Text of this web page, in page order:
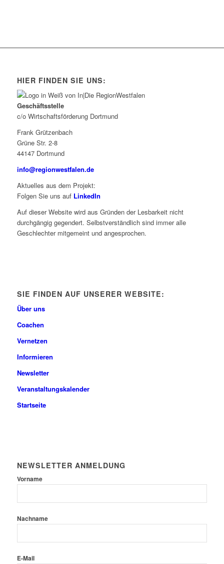
HIER FINDEN SIE UNS:
Geschäftsstelle
c/o Wirtschaftsförderung Dortmund
Frank Grützenbach
Grüne Str. 2-8
44147 Dortmund
info@regionwestfalen.de
Aktuelles aus dem Projekt:
Folgen Sie uns auf LinkedIn
Auf dieser Website wird aus Gründen der Lesbarkeit nicht
durchgängig gegendert. Selbstverständlich sind immer alle
Geschlechter mitgemeint und angesprochen.
SIE FINDEN AUF UNSERER WEBSITE:
Über uns
Coachen
Vernetzen
Informieren
Newsletter
Veranstaltungskalender
Startseite
NEWSLETTER ANMELDUNG
Vorname
Nachname
E-Mail